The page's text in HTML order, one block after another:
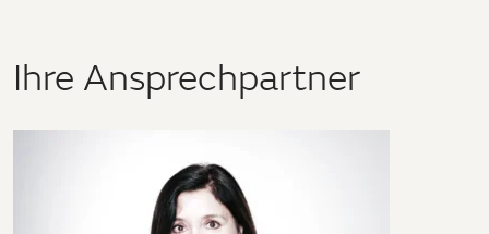
Ihre Ansprechpartner